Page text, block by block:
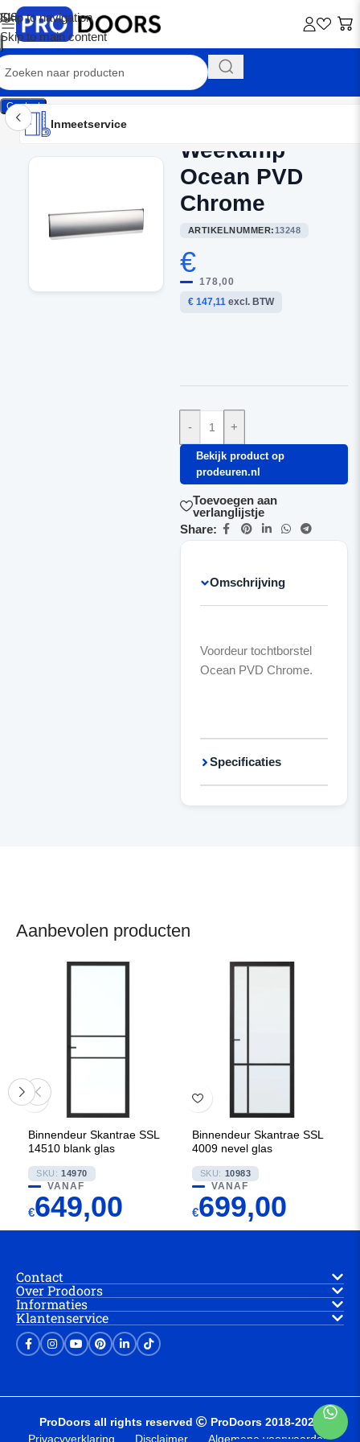
Skip to navigation
Skip to main content
Contact
Inmeetservice
Montageservice
Advies op maat
Showroom
Inmeetservice
Weekamp
Ocean PVD
Chrome
ARTIKELNUMMER:13248
€
178,00
€ 147,11excl. BTW
- +
Bekijk product op
prodeuren.nl
Toevoegen aan
verlanglijstje
Share:
Omschrijving
Voordeur tochtborstel
Ocean PVD Chrome.
Specificaties
Aanbevolen producten
Binnendeur Skantrae SSL
14510 blank glas
SKU: 14970
VANAF
€649,00
Binnendeur Skantrae SSL
4009 nevel glas
SKU: 10983
VANAF
€699,00
Contact
Over Prodoors
Informaties
Klantenservice
ProDoors all rights reserved
ProDoors 2018-2025
Privacyverklaring
Disclaimer Algemene voorwaarden